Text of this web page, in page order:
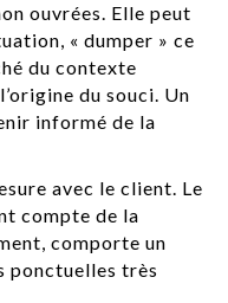
ouvrées. Elle peut
« dumper » ce
du contexte
du souci. Un
informé de la
avec le client. Le
compte de la
comporte un
ponctuelles très